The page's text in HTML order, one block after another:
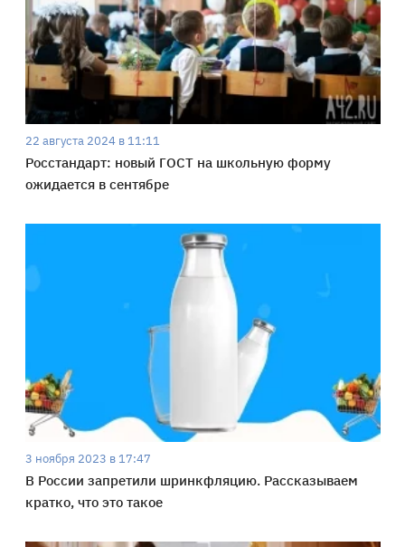
22 августа 2024 в 11:11
Росстандарт: новый ГОСТ на школьную форму
ожидается в сентябре
3 ноября 2023 в 17:47
В России запретили шринкфляцию. Рассказываем
кратко, что это такое